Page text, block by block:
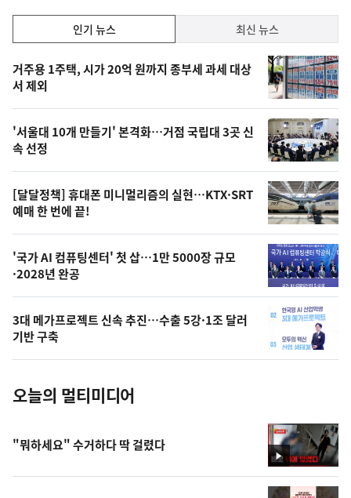
락
기,
최
신,
오
늘
의
영
상
오
늘
사
진
인기 뉴스 최신 뉴스
기
뉴
스
거주용 1주택, 시가 20억 원까지 종부세 과세 대상
서 제외
'서울대 10개 만들기' 본격화…거점 국립대 3곳 신
속 선정
[달달정책] 휴대폰 미니멀리즘의 실현…KTX·SRT
예매 한 번에 끝!
'국가 AI 컴퓨팅센터' 첫 삽…1만 5000장 규모
·2028년 완공
3대 메가프로젝트 신속 추진…수출 5강·1조 달러
기반 구축
오늘의 멀티미디어
영
상
"뭐하세요" 수거하다 딱 걸렸다